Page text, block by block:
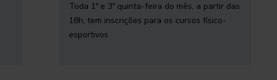
Toda 1ª e 3ª quinta-feira do mês, a partir das
18h, tem inscrições para os cursos físico-
esportivos